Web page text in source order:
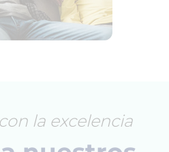
la excelencia